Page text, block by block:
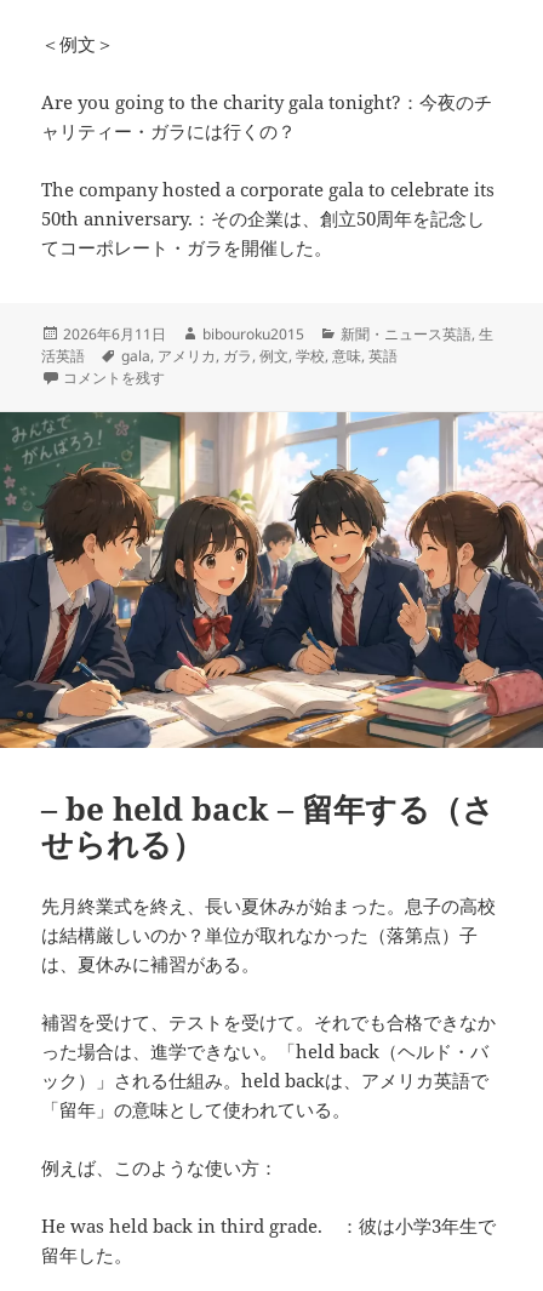
＜例文＞
Are you going to the charity gala tonight?：今夜のチ
ャリティー・ガラには行くの？
The company hosted a corporate gala to celebrate its
50th anniversary.：その企業は、創立50周年を記念し
てコーポレート・ガラを開催した。
投
稿
日:
2026年6月11日
作
成
bibouroku2015
カ
テ
ー
新聞・ニュース英語,生
活英語
タ
グ
gala, アメリカ, ガラ,例文,学校,意味,英語
– Gala – 祝祭、祭典、祝賀パーティー に
コメントを残す
– be held back – 留年する（さ
せられる）
先月終業式を終え、長い夏休みが始まった。息子の高校
は結構厳しいのか？単位が取れなかった（落第点）子
は、夏休みに補習がある。
補習を受けて、テストを受けて。それでも合格できなか
った場合は、進学できない。「held back（ヘルド・バ
ック）」される仕組み。held backは、アメリカ英語で
「留年」の意味として使われている。
例えば、このような使い方：
He was held back in third grade. ：彼は小学3年生で
留年した。